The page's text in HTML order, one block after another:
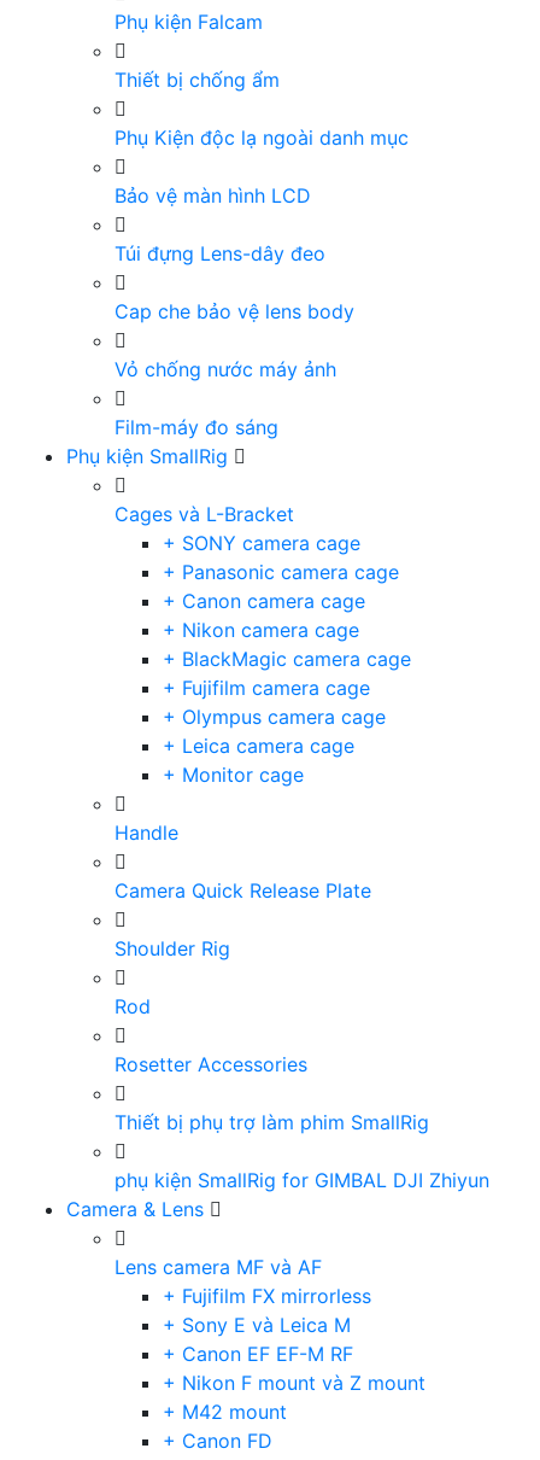
Phụ kiện Falcam
Thiết bị chống ẩm
Phụ Kiện độc lạ ngoài danh mục
Bảo vệ màn hình LCD
Túi đựng Lens-dây đeo
Cap che bảo vệ lens body
Vỏ chống nước máy ảnh
Film-máy đo sáng
Phụ kiện SmallRig
Cages và L-Bracket
+ SONY camera cage
+ Panasonic camera cage
+ Canon camera cage
+ Nikon camera cage
+ BlackMagic camera cage
+ Fujifilm camera cage
+ Olympus camera cage
+ Leica camera cage
+ Monitor cage
Handle
Camera Quick Release Plate
Shoulder Rig
Rod
Rosetter Accessories
Thiết bị phụ trợ làm phim SmallRig
phụ kiện SmallRig for GIMBAL DJI Zhiyun
Camera & Lens
Lens camera MF và AF
+ Fujifilm FX mirrorless
+ Sony E và Leica M
+ Canon EF EF-M RF
+ Nikon F mount và Z mount
+ M42 mount
+ Canon FD